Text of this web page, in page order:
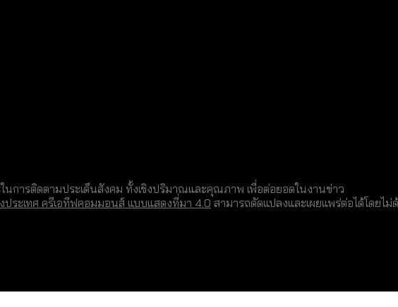
การติดตามประเด็นสังคม ทั้งเชิงปริมาณและคุณภาพ เพื่อต่อยอดในงานข่าว
ะเทศ ครีเอทีฟคอมมอนส์ แบบแสดงที่มา 4.0 สามารถดัดแปลงและเผยแพร่ต่อได้โดย